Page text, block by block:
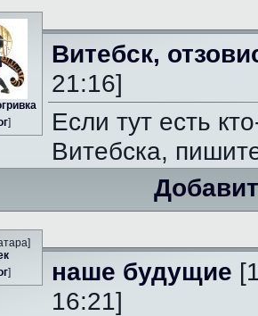
]
Витебск,
21:16]
Если тут есть
Витебска,
] наше будущие
16:21]